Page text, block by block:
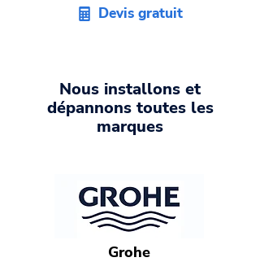
Devis gratuit
Nous installons et
dépannons toutes les
marques
Grohe